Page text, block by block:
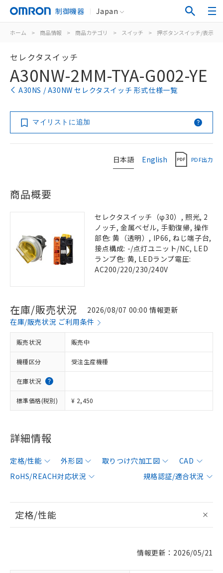
制御機器 Japan
ホーム > 商品情報 > 商品カテゴリ > スイッチ > 押ボタンスイッチ/表示灯
セレクタスイッチ
A30NW-2MM-TYA-G002-YE
A30NS / A30NW セレクタスイッチ 形式仕様一覧
マイリストに追加
日本語 English PDF出力
商品概要
セレクタスイッチ（φ30）, 照光, 2
ノッチ, 金属ベゼル, 手動復帰, 操作
部色: 黄（透明）, IP66, ねじ端子台,
接点構成: -/点灯ユニット/NC, LED
ランプ色: 黄, LEDランプ電圧:
AC200/220/230/240V
在庫/販売状況
2026/08/07 00:00 情報更新
在庫/販売状況 ご利用条件
販売状況 販売中
機種区分 受注生産機種
在庫状況
標準価格(税別) ¥ 2,450
詳細情報
定格/性能 外形図 取りつけ穴加工図
CAD
RoHS/REACH対応状況
規格認証/適合状況
定格/性能
情報更新：2026/05/21